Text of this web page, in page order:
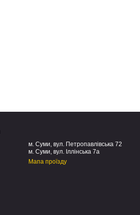
м. Суми, вул. Петропавлівська 72
м. Суми, вул. Іллінська 7а
Мапа проїзду